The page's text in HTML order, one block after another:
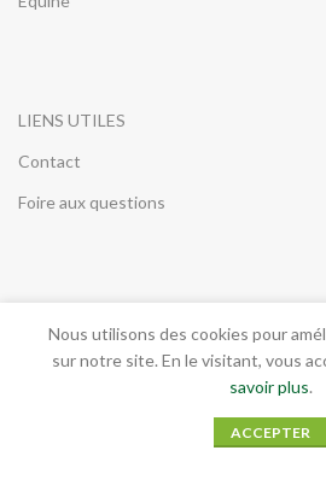
LIENS UTILES
Contact
Foire aux questions
Conditions générales de vente
Nous utilisons des cookies pour
sur notre site. En le visitant, vous
savoir plus.
ACCEPTER